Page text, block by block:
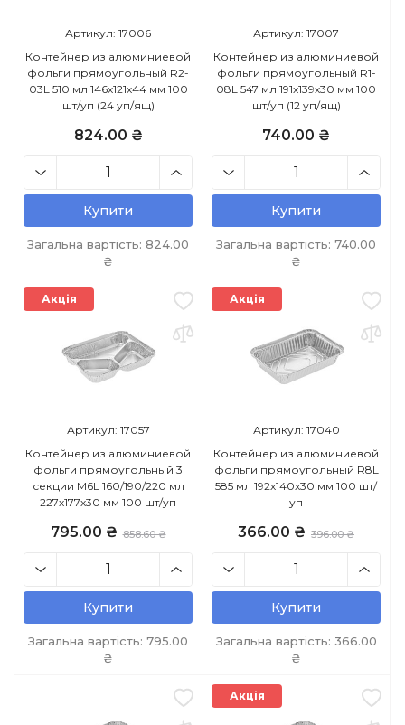
Артикул: 17006
Контейнер из алюминиевой
фольги прямоугольный R2-
03L 510 мл 146х121х44 мм 100
шт/уп (24 уп/ящ)
824.00 ₴
Купити
Загальна вартість: 824.00
₴
Артикул: 17007
Контейнер из алюминиевой
фольги прямоугольный R1-
08L 547 мл 191х139х30 мм 100
шт/уп (12 уп/ящ)
740.00 ₴
Купити
Загальна вартість: 740.00
₴
Акція
Артикул: 17057
Контейнер из алюминиевой
фольги прямоугольный 3
секции M6L 160/190/220 мл
227х177х30 мм 100 шт/уп
795.00 ₴ 858.60 ₴
Купити
Загальна вартість: 795.00
₴
Акція
Артикул: 17040
Контейнер из алюминиевой
фольги прямоугольный R8L
585 мл 192х140х30 мм 100 шт/
уп
366.00 ₴ 396.00 ₴
Купити
Загальна вартість: 366.00
₴
Акція